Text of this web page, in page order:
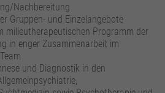
Nachbereitung
Gruppen- und Einzelangebote
milieutherapeutischen Programm der
in enger Zusammenarbeit im
und Diagnostik in den